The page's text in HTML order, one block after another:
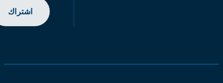
اشتراك